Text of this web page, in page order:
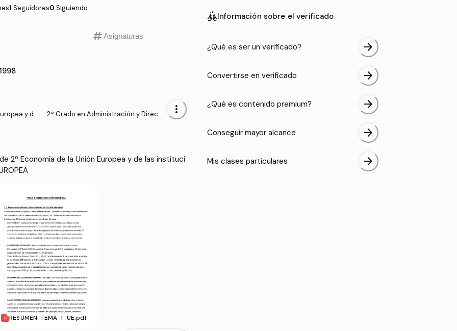
1 Seguidores0 Siguiendo
tagAsignaturas
y de l
· 2º Grado en Administración y Direcci
more_vert
2º Economía de la Unión Europea y de las instituci
RESUMEN-TEMA-1-UE.pdf
cheerInformación sobre el verificado
¿Qué es ser un verificado? arrow_forward
Convertirse en verificado arrow_forward
¿Qué es contenido premium? arrow_forward
Conseguir mayor alcance arrow_forward
Mis clases particulares arrow_forward